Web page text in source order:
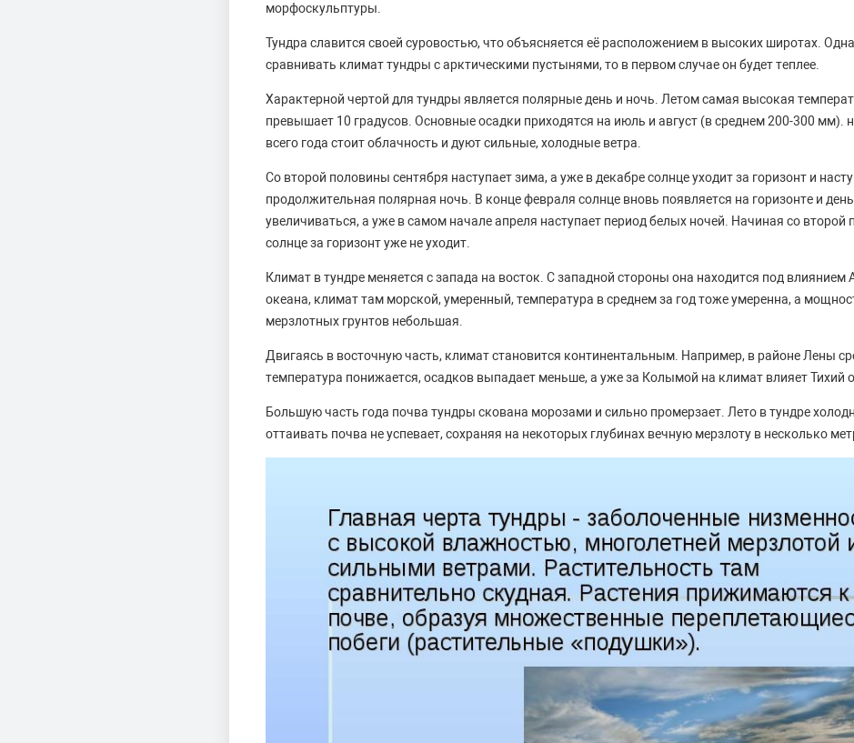
морфоскульптуры.
Тундра славится своей суровостью, что объясняется её расположением в высоких широтах.
сравнивать климат тундры с арктическими пустынями, то в первом случае он будет теплее.
Характерной чертой для тундры является полярные день и ночь. Летом самая высокая
превышает 10 градусов. Основные осадки приходятся на июль и август (в среднем 200-300 мм).
всего года стоит облачность и дуют сильные, холодные ветра.
Со второй половины сентября наступает зима, а уже в декабре солнце уходит за горизонт и
продолжительная полярная ночь. В конце февраля солнце вновь появляется на горизонте и
увеличиваться, а уже в самом начале апреля наступает период белых ночей. Начиная со
солнце за горизонт уже не уходит.
Климат в тундре меняется с запада на восток. С западной стороны она находится под влиянием
океана, климат там морской, умеренный, температура в среднем за год тоже умеренна, а
мерзлотных грунтов небольшая.
Двигаясь в восточную часть, климат становится континентальным. Например, в районе Лены
температура понижается, осадков выпадает меньше, а уже за Колымой на климат влияет Тихий
Большую часть года почва тундры скована морозами и сильно промерзает. Лето в тундре
оттаивать почва не успевает, сохраняя на некоторых глубинах вечную мерзлоту в несколько